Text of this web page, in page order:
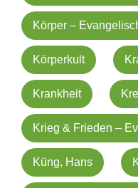
Körper –
Körperkult
Krankheit
Krieg & Frieden –
Küng, Hans